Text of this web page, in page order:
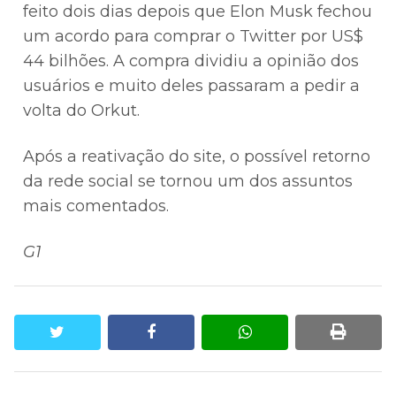
feito dois dias depois que Elon Musk fechou
um acordo para comprar o Twitter por US$
44 bilhões. A compra dividiu a opinião dos
usuários e muito deles passaram a pedir a
volta do Orkut.
Após a reativação do site, o possível retorno
da rede social se tornou um dos assuntos
mais comentados.
G1
facebook whatsapp print